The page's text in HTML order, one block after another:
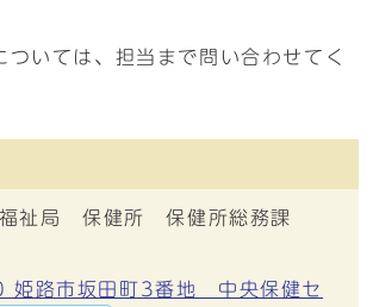
ついては、担当まで問い合わせてく
祉局 保健所 保健所総務課
路市坂田町3番地 中央保健セ